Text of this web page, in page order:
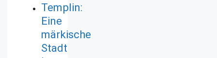
Templin:
Eine
märkische
Stadt